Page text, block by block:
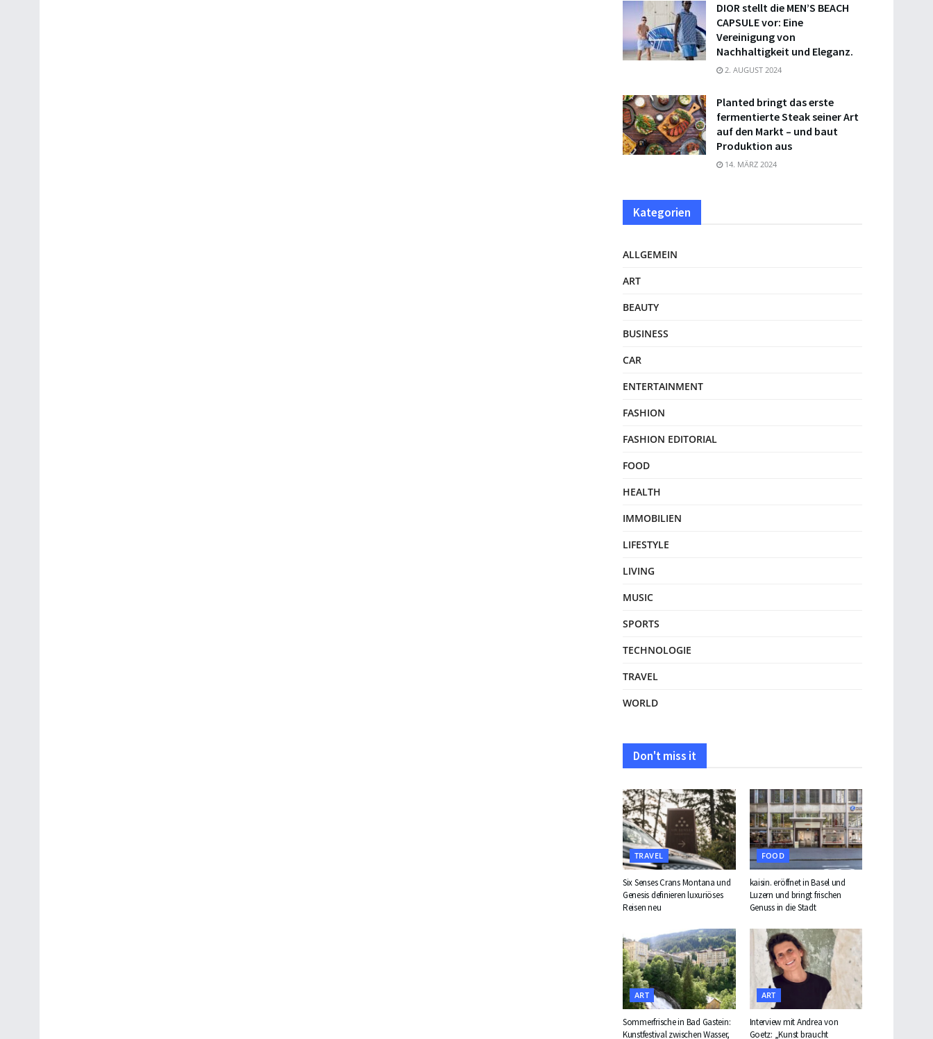
DIOR stellt die MEN’S BEACH
CAPSULE vor: Eine
Vereinigung von
Nachhaltigkeit und Eleganz.
2. AUGUST 2024
Planted bringt das erste
fermentierte Steak seiner Art
auf den Markt – und baut
Produktion aus
14. MÄRZ 2024
Kategorien
ALLGEMEIN
ART
BEAUTY
BUSINESS
CAR
ENTERTAINMENT
FASHION
FASHION EDITORIAL
FOOD
HEALTH
IMMOBILIEN
LIFESTYLE
LIVING
MUSIC
SPORTS
TECHNOLOGIE
TRAVEL
WORLD
Don't miss it
TRAVEL
Six Senses Crans Montana und
Genesis definieren luxuriöses
Reisen neu
FOOD
kaisin. eröffnet in Basel und
Luzern und bringt frischen
Genuss in die Stadt
ART
Sommerfrische in Bad Gastein:
Kunstfestival zwischen Wasser,
ART
Interview mit Andrea von
Goetz: „Kunst braucht